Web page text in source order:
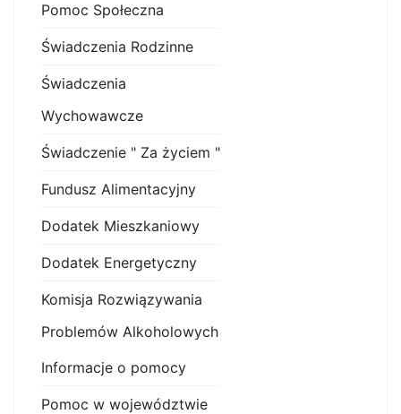
Pomoc Społeczna
Świadczenia Rodzinne
Świadczenia
Wychowawcze
Świadczenie " Za życiem "
Fundusz Alimentacyjny
Dodatek Mieszkaniowy
Dodatek Energetyczny
Komisja Rozwiązywania
Problemów Alkoholowych
Informacje o pomocy
Pomoc w województwie